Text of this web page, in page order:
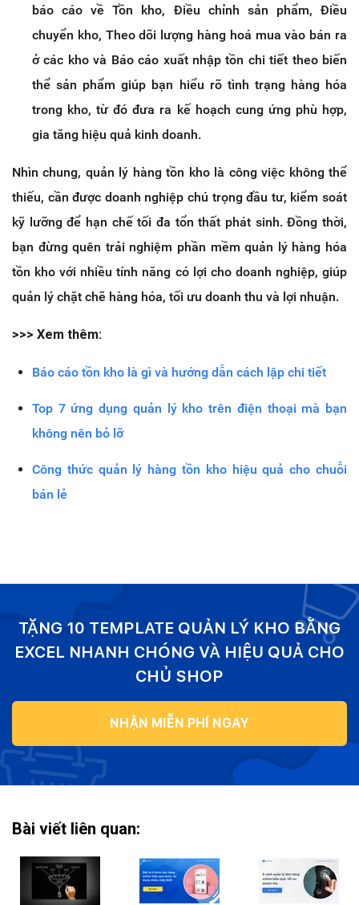
báo cáo về Tồn kho, Điều chỉnh sản phẩm, Điều
chuyển kho, Theo dõi lượng hàng hoá mua vào bán ra
ở các kho và Báo cáo xuất nhập tồn chi tiết theo biến
thể sản phẩm giúp bạn hiểu rõ tình trạng hàng hóa
trong kho, từ đó đưa ra kế hoạch cung ứng phù hợp,
gia tăng hiệu quả kinh doanh.
Nhìn chung, quản lý hàng tồn kho là công việc không thể
thiếu, cần được doanh nghiệp chú trọng đầu tư, kiểm soát
kỹ lưỡng để hạn chế tối đa tổn thất phát sinh. Đồng thời,
bạn đừng quên trải nghiệm phần mềm quản lý hàng hóa
tồn kho với nhiều tính năng có lợi cho doanh nghiệp, giúp
quản lý chặt chẽ hàng hóa, tối ưu doanh thu và lợi nhuận.
>>> Xem thêm:
Báo cáo tồn kho là gì và hướng dẫn cách lập chi tiết
Top 7 ứng dụng quản lý kho trên điện thoại mà bạn
không nên bỏ lỡ
Công thức quản lý hàng tồn kho hiệu quả cho chuỗi
bán lẻ
TẶNG 10 TEMPLATE QUẢN LÝ KHO BẰNG
EXCEL NHANH CHÓNG VÀ HIỆU QUẢ CHO
CHỦ SHOP
NHẬN MIỄN PHÍ NGAY
Bài viết liên quan: